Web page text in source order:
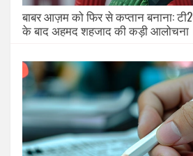
बाबर आज़म को फिर से कप्तान बनाना:
के बाद अहमद शहजाद की कड़ी आलोचना